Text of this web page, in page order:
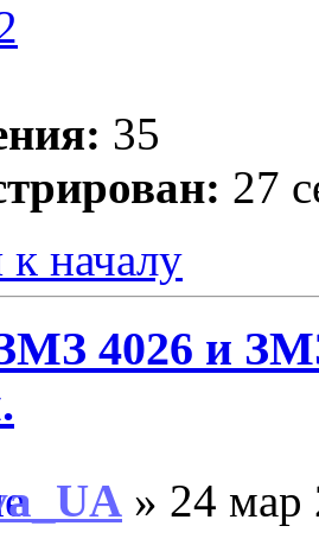
35
27
началу
4026 и
» 24 мар